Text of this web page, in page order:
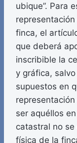
ubique”. Para
finca, el
que deberá
inscribible la
y gráfica,
supuestos en
ser aquéllos
catastral no
física de la